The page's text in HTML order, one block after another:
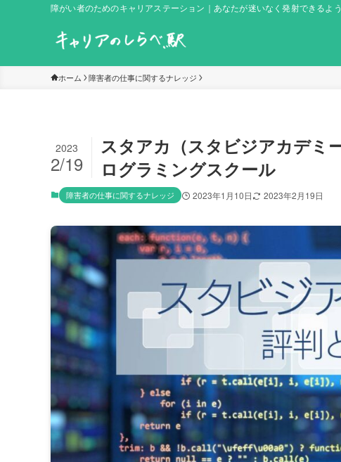
障がい者のためのキャリアステーション｜あなたが迷いなく発射できるよう
ホーム 障害者の仕事に関するナレッジ
スタアカ（スタビジアカデミ
ログラミングスクール
2023
2/19
障害者の仕事に関するナレッジ 2023年1月10日 2023年2月19日